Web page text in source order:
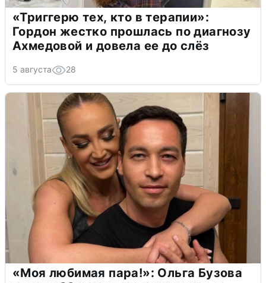
«Триггерю тех, кто в терапии»:
Гордон жестко прошлась по диагнозу
Ахмедовой и довела ее до слёз
5 августа 28
«Моя любимая пара!»: Ольга Бузова